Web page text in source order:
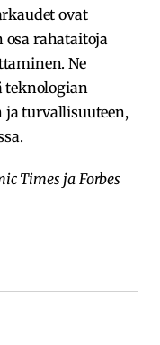
ovat
rahataitoja
Ne
teknologian
turvallisuuteen,
Times ja Forbes